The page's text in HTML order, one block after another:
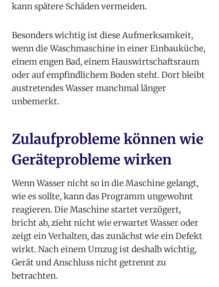
kann spätere Schäden vermeiden.
Besonders wichtig ist diese Aufmerksamkeit,
wenn die Waschmaschine in einer Einbauküche,
einem engen Bad, einem Hauswirtschaftsraum
oder auf empfindlichem Boden steht. Dort bleibt
austretendes Wasser manchmal länger
unbemerkt.
Zulaufprobleme können wie
Geräteprobleme wirken
Wenn Wasser nicht so in die Maschine gelangt,
wie es sollte, kann das Programm ungewohnt
reagieren. Die Maschine startet verzögert,
bricht ab, zieht nicht wie erwartet Wasser oder
zeigt ein Verhalten, das zunächst wie ein Defekt
wirkt. Nach einem Umzug ist deshalb wichtig,
Gerät und Anschluss nicht getrennt zu
betrachten.